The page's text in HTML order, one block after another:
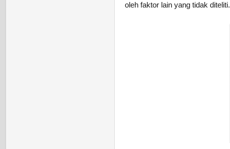
oleh faktor lain yang tidak diteliti.